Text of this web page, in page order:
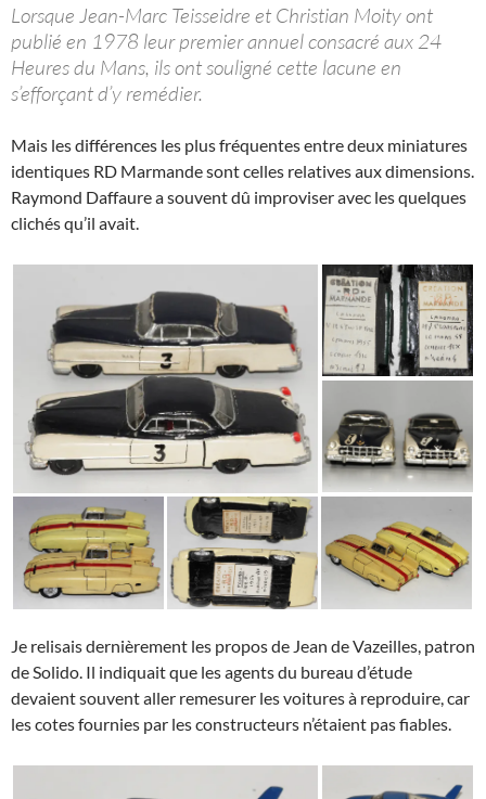
Lorsque Jean-Marc Teisseidre et Christian Moity ont
publié en 1978 leur premier annuel consacré aux 24
Heures du Mans, ils ont souligné cette lacune en
s’efforçant d’y remédier.
Mais les différences les plus fréquentes entre deux miniatures
identiques RD Marmande sont celles relatives aux dimensions.
Raymond Daffaure a souvent dû improviser avec les quelques
clichés qu’il avait.
Je relisais dernièrement les propos de Jean de Vazeilles, patron
de Solido. Il indiquait que les agents du bureau d’étude
devaient souvent aller remesurer les voitures à reproduire, car
les cotes fournies par les constructeurs n’étaient pas fiables.